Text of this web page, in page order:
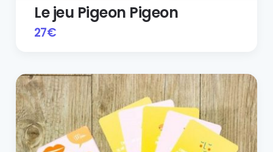
Le jeu Pigeon Pigeon
27€